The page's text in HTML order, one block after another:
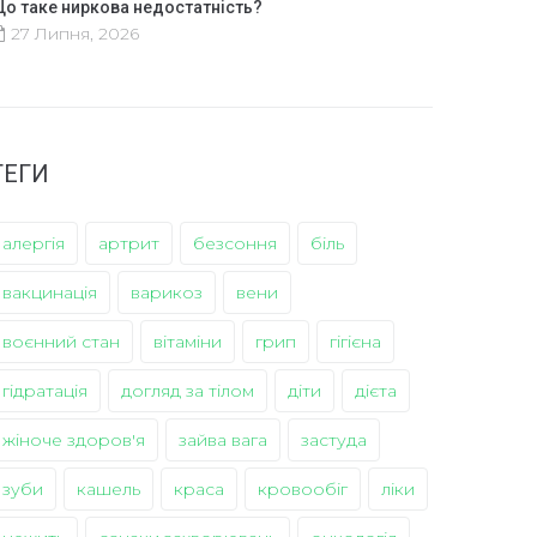
таке ниркова недостатність?
27 Липня, 2026
алергія артрит безсоння біль
вакцинація варикоз вени
воєнний стан вітаміни грип гігієна
гідратація догляд за тілом діти дієта
жіноче здоров'я зайва вага застуда
зуби кашель краса кровообіг ліки